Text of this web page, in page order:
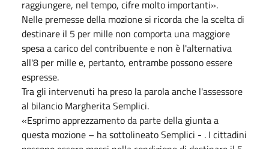
raggiungere, nel tempo, cifre molto importanti».
Nelle premesse della mozione si ricorda che la scelta di
destinare il 5 per mille non comporta una maggiore
spesa a carico del contribuente e non è l'alternativa
all'8 per mille e, pertanto, entrambe possono essere
espresse.
Tra gli intervenuti ha preso la parola anche l'assessore
al bilancio Margherita Semplici.
«Esprimo apprezzamento da parte della giunta a
questa mozione – ha sottolineato Semplici - . I cittadini